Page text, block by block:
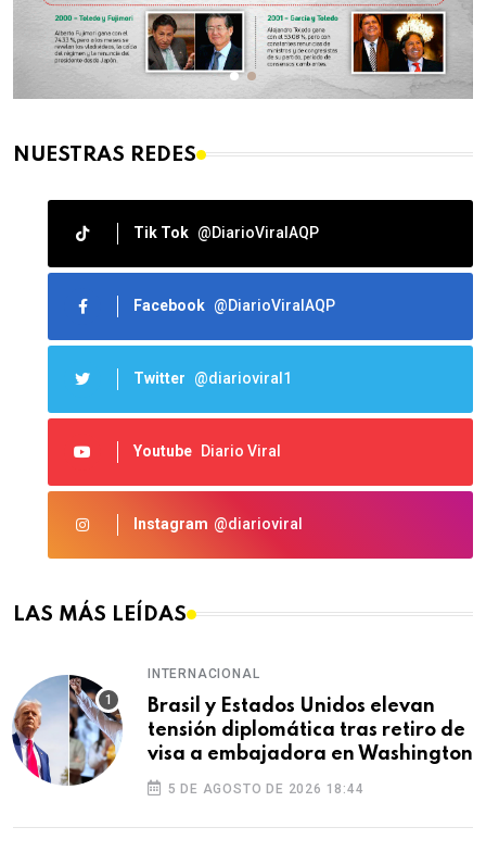
NUESTRAS REDES
Tik Tok @DiarioViralAQP
Facebook @DiarioViralAQP
Twitter @diarioviral1
Youtube Diario Viral
Instagram @diarioviral
LAS MÁS LEÍDAS
INTERNACIONAL
Brasil y Estados Unidos elevan
tensión diplomática tras retiro de
visa a embajadora en Washington
5 DE AGOSTO DE 2026 18:44